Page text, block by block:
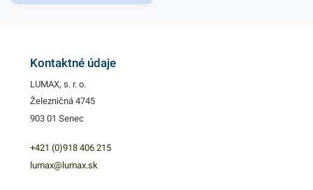
odolné a kompostovateľné.
znečistením a na
odpadom. Svoje využitie
prevádzkach a pod. Objem:
10l Balené v 20 ks bloku.
Kontaktné údaje
LUMAX, s. r. o.
Železničná 4745
903 01 Senec
+421 (0)918 406 215
lumax@lumax.sk